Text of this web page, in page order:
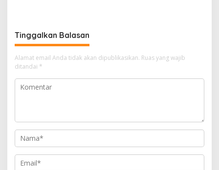
Tinggalkan Balasan
Alamat email Anda tidak akan dipublikasikan. Ruas yang wajib
ditandai *